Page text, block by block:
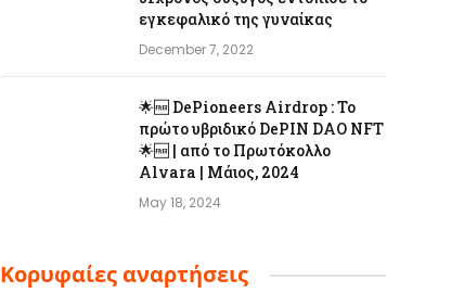
εγκεφαλικό της γυναίκας
December 7, 2022
🌟🆓 DePioneers Airdrop : Το
πρώτο υβριδικό DePIN DAO NFT
🌟🆓 | από το Πρωτόκολλο
Alvara | Μάιος, 2024
May 18, 2024
Κορυφαίες αναρτήσεις